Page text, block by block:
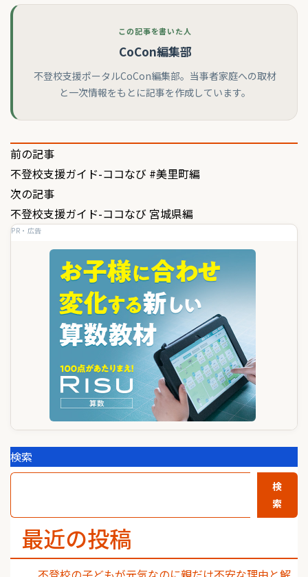
この記事を書いた人
CoCon編集部
不登校支援ポータルCoCon編集部。当事者家庭への取材
と一次情報をもとに記事を作成しています。
投
稿
ナ
ビ
前の記事
不登校支援ガイド-ココなび #美里町編
次の記事
不登校支援ガイド-ココなび 宮城県編
PR・広告
検索
検
索
最近の投稿